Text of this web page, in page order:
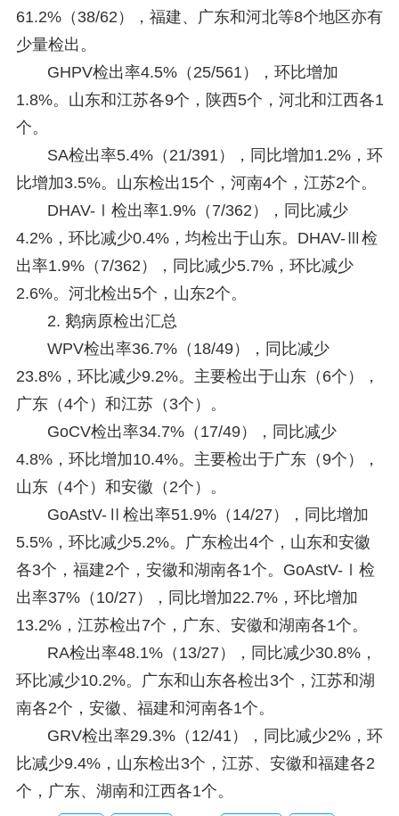
61.2%（38/62），福建、广东和河北等8个地区亦有
少量检出。
GHPV检出率4.5%（25/561），环比增加
1.8%。山东和江苏各9个，陕西5个，河北和江西各1
个。
SA检出率5.4%（21/391），同比增加1.2%，环
比增加3.5%。山东检出15个，河南4个，江苏2个。
DHAV-Ⅰ检出率1.9%（7/362），同比减少
4.2%，环比减少0.4%，均检出于山东。DHAV-Ⅲ检
出率1.9%（7/362），同比减少5.7%，环比减少
2.6%。河北检出5个，山东2个。
2. 鹅病原检出汇总
WPV检出率36.7%（18/49），同比减少
23.8%，环比减少9.2%。主要检出于山东（6个），
广东（4个）和江苏（3个）。
GoCV检出率34.7%（17/49），同比减少
4.8%，环比增加10.4%。主要检出于广东（9个），
山东（4个）和安徽（2个）。
GoAstV-Ⅱ检出率51.9%（14/27），同比增加
5.5%，环比减少5.2%。广东检出4个，山东和安徽
各3个，福建2个，安徽和湖南各1个。GoAstV-Ⅰ检
出率37%（10/27），同比增加22.7%，环比增加
13.2%，江苏检出7个，广东、安徽和湖南各1个。
RA检出率48.1%（13/27），同比减少30.8%，
环比减少10.2%。广东和山东各检出3个，江苏和湖
南各2个，安徽、福建和河南各1个。
GRV检出率29.3%（12/41），同比减少2%，环
比减少9.4%，山东检出3个，江苏、安徽和福建各2
个，广东、湖南和江西各1个。